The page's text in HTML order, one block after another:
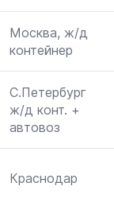
Москва, ж/д
контейнер
С.Петербург
ж/д конт. +
автовоз
Краснодар